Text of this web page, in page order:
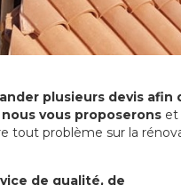
plusieurs devis afin
vous proposerons et
tout problème sur la
de qualité, de